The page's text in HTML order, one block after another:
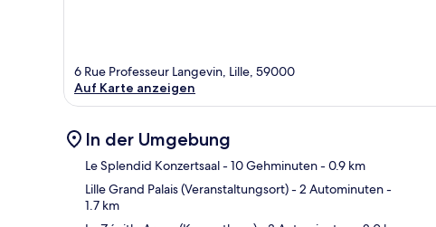
6 Rue Professeur Langevin, Lille, 59000
Auf Karte anzeigen
In der Umgebung
Le Splendid Konzertsaal- 10 Gehminuten- 0.9 km
Lille Grand Palais (Veranstaltungsort)- 2 Autominuten-
1.7 km